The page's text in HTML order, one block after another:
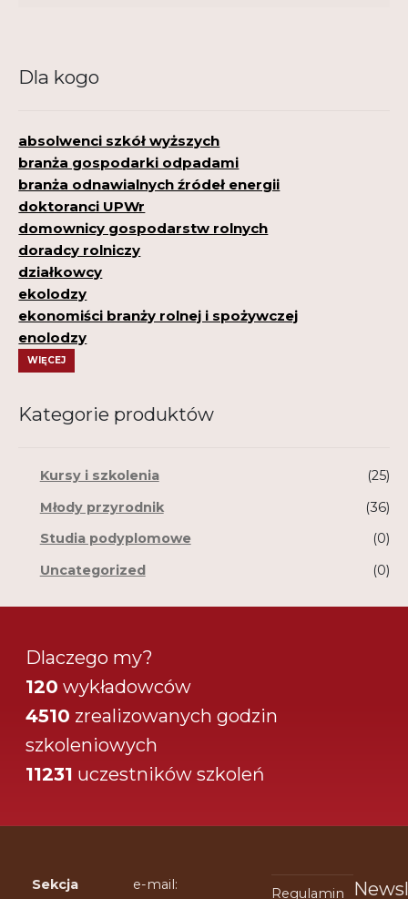
Dla kogo
absolwenci szkół wyższych
branża gospodarki odpadami
branża odnawialnych źródeł energii
doktoranci UPWr
domownicy gospodarstw rolnych
doradcy rolniczy
działkowcy
ekolodzy
ekonomiści branży rolnej i spożywczej
enolodzy
WIĘCEJ
Kategorie produktów
Kursy i szkolenia
(25)
Młody przyrodnik
(36)
Studia podyplomowe
(0)
Uncategorized
(0)
Dlaczego my?
120 wykładowców
4510 zrealizowanych godzin
szkoleniowych
11231 uczestników szkoleń
Sekcja
e-mail:
Regulamin